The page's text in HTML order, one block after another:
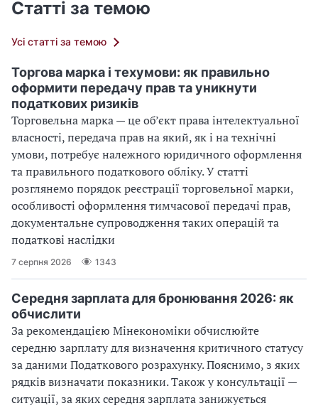
Статті за темою
Усі статті за темою
Торгова марка і техумови: як правильно
оформити передачу прав та уникнути
податкових ризиків
Торговельна марка — це об’єкт права інтелектуальної
власності, передача прав на який, як і на технічні
умови, потребує належного юридичного оформлення
та правильного податкового обліку. У статті
розглянемо порядок реєстрації торговельної марки,
особливості оформлення тимчасової передачі прав,
документальне супроводження таких операцій та
податкові наслідки
7 серпня 2026 1343
Середня зарплата для бронювання 2026: як
обчислити
За рекомендацією Мінекономіки обчислюйте
середню зарплату для визначення критичного статусу
за даними Податкового розрахунку. Пояснимо, з яких
рядків визначати показники. Також у консультації —
ситуації, за яких середня зарплата занижується